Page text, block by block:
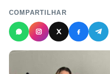
COMPARTILHAR